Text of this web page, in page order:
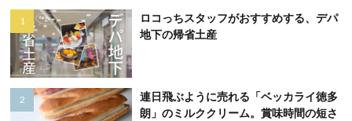
ロコっちスタッフがおすすめする、デパ
地下の帰省土産
連日飛ぶように売れる「ベッカライ徳多
朗」のミルククリーム。賞味時間の短さ